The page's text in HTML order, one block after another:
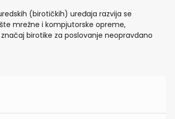
(birotičkih) uređaja razvija se
mrežne i kompjutorske opreme,
birotike za poslovanje neopravdano